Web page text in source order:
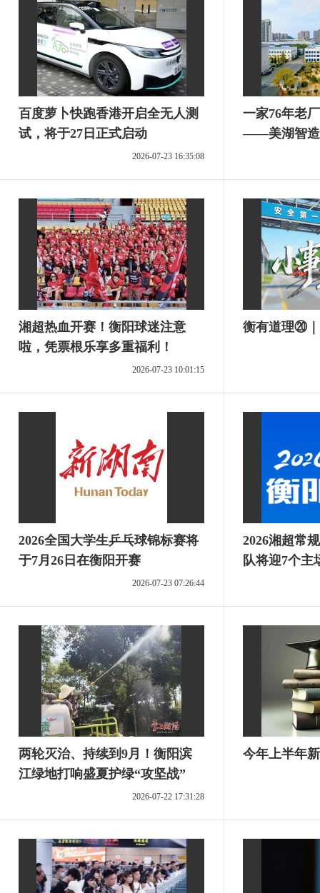
百度萝卜快跑香港开启全无人测
试，将于27日正式启动
2026-07-23 16:35:08
一家76年老
——美湖智造
湘超热血开赛！衡阳球迷注意
啦，凭票根乐享多重福利！
2026-07-23 10:01:15
衡有道理⑳
2026全国大学生乒乓球锦标赛将
于7月26日在衡阳开赛
2026-07-23 07:26:44
2026湘超常
队将迎7个主
两轮灭治、持续到9月！衡阳滨
江绿地打响盛夏护绿“攻坚战”
2026-07-22 17:31:28
今年上半年